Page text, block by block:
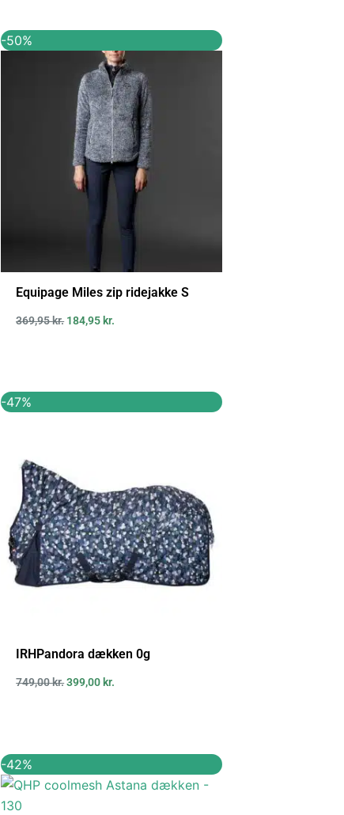
-50%
Equipage Miles zip ridejakke S
369,95kr.
oprindelige
var:
369,95 kr..
184,95 kr.
aktuelle
pris
er:
184,95 kr..
-47%
IRHPandora dækken 0g
749,00kr.
oprindelige
399,00 kr.
aktuelle
-42%
oprindelige
pris
aktuelle
pris